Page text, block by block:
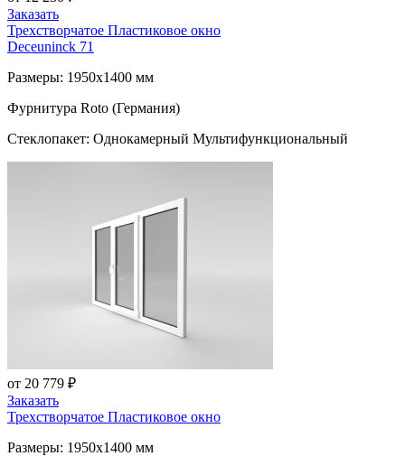
Заказать
Трехстворчатое Пластиковое окно
Deceuninck 71
Размеры: 1950x1400 мм
Фурнитура Roto (Германия)
Стеклопакет: Однокамерный Мультифункциональный
от 20 779 ₽
Заказать
Трехстворчатое Пластиковое окно
Размеры: 1950x1400 мм